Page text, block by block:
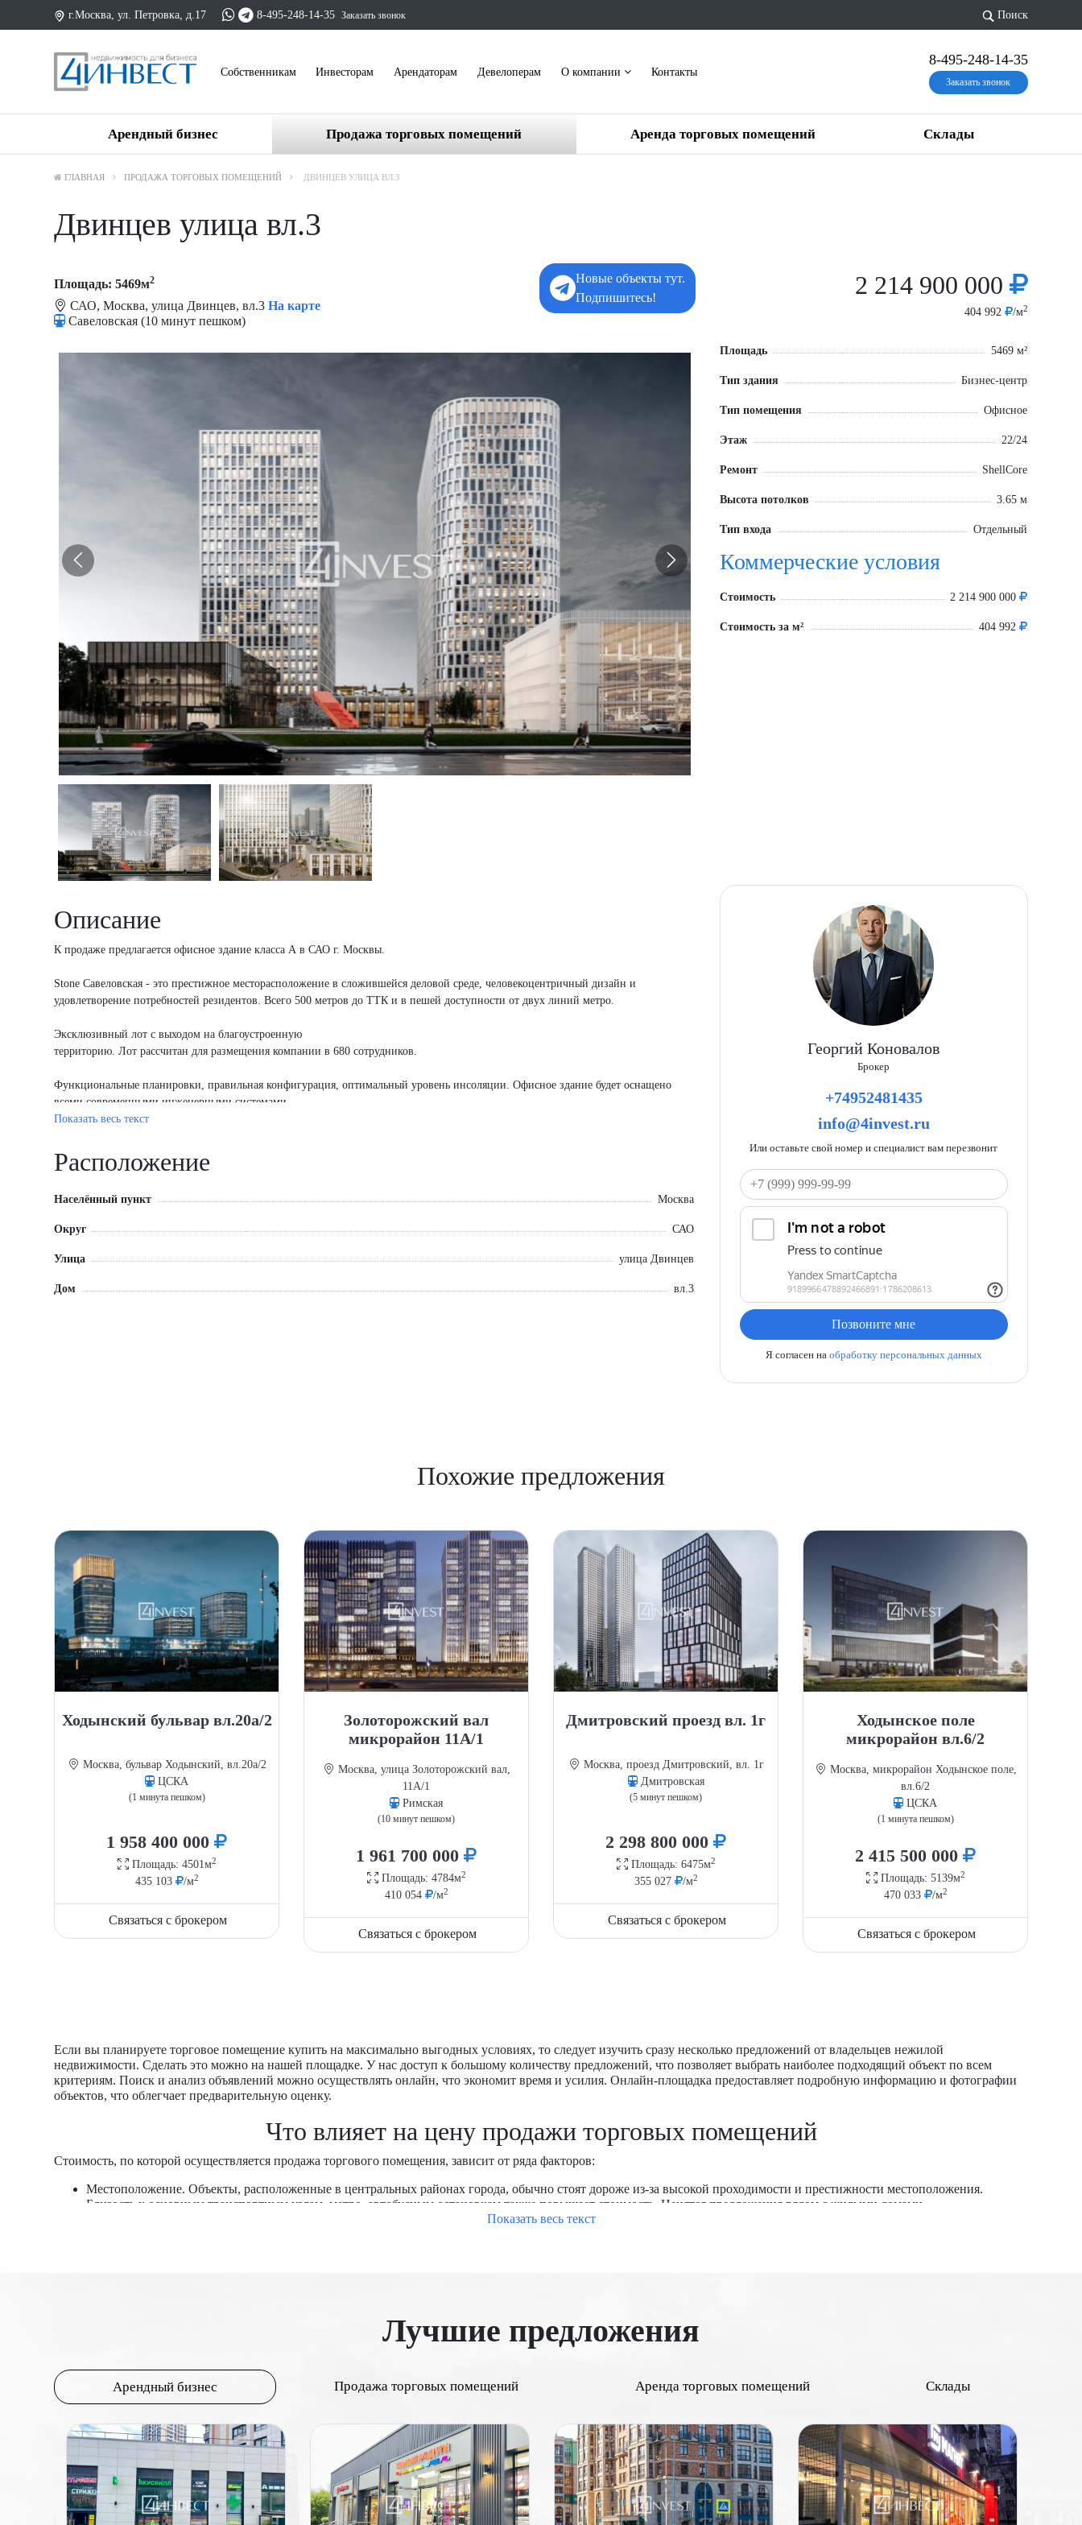
г.Москва, ул. Петровка, д.17 8-495-248-14-35 Заказать звонок Поиск
Cобственникам Инвесторам Арендаторам Девелоперам О компании Контакты
8-495-248-14-35
Заказать звонок
Арендный бизнес Продажа торговых помещений Аренда торговых помещений Склады
ГЛАВНАЯ ПРОДАЖА ТОРГОВЫХ ПОМЕЩЕНИЙ ДВИНЦЕВ УЛИЦА ВЛ.3
Двинцев улица вл.3
Площадь: 5469м2
САО, Москва, улица Двинцев, вл.3 На карте
Савеловская (10 минут пешком)
Новые объекты тут.
Подпишитесь!
2 214 900 000
404 992 /м2
Площадь 5469 м²
Тип здания Бизнес-центр
Тип помещения Офисное
Этаж 22/24
Ремонт ShellCore
Высота потолков 3.65 м
Тип входа Отдельный
Коммерческие условия
Стоимость 2 214 900 000
Стоимость за м² 404 992
Описание
К продаже предлагается офисное здание класса А в САО г. Москвы.
Stone Савеловская - это престижное месторасположение в сложившейся деловой среде, человекоцентричный дизайн и
удовлетворение потребностей резидентов. Всего 500 метров до ТТК и в пешей доступности от двух линий метро.
Эксклюзивный лот с выходом на благоустроенную
территорию. Лот рассчитан для размещения компании в 680 сотрудников.
Функциональные планировки, правильная конфигурация, оптимальный уровень инсоляции. Офисное здание будет оснащено
всеми современными инженерными системами.
Общая площадь: 5 469 кв.м. (22-24 этаж целиком)
Показать весь текст
Расположение
Населённый пункт Москва
Округ САО
Улица улица Двинцев
Дом вл.3
Георгий Коновалов
Брокер
+74952481435
info@4invest.ru
Или оставьте свой номер и специалист вам перезвонит
Позвоните мне
Я согласен на обработку персональных данных
Похожие предложения
Ходынский бульвар вл.20а/2
Москва, бульвар Ходынский, вл.20а/2
ЦСКА
(1 минута пешком)
1 958 400 000
Площадь: 4501м2
435 103 /м2
Связаться с брокером
Золоторожский вал
микрорайон 11А/1
Москва, улица Золоторожский вал,
11А/1
Римская
(10 минут пешком)
1 961 700 000
Площадь: 4784м2
410 054 /м2
Связаться с брокером
Дмитровский проезд вл. 1г
Москва, проезд Дмитровский, вл. 1г
Дмитровская
(5 минут пешком)
2 298 800 000
Площадь: 6475м2
355 027 /м2
Связаться с брокером
Ходынское поле
микрорайон вл.6/2
Москва, микрорайон Ходынское поле,
вл.6/2
ЦСКА
(1 минута пешком)
2 415 500 000
Площадь: 5139м2
470 033 /м2
Связаться с брокером
Если вы планируете торговое помещение купить на максимально выгодных условиях, то следует изучить сразу несколько предложений от владельцев нежилой
недвижимости. Сделать это можно на нашей площадке. У нас доступ к большому количеству предложений, что позволяет выбрать наиболее подходящий объект по всем
критериям. Поиск и анализ объявлений можно осуществлять онлайн, что экономит время и усилия. Онлайн-площадка предоставляет подробную информацию и фотографии
объектов, что облегчает предварительную оценку.
Что влияет на цену продажи торговых помещений
Стоимость, по которой осуществляется продажа торгового помещения, зависит от ряда факторов:
Местоположение. Объекты, расположенные в центральных районах города, обычно стоят дороже из-за высокой проходимости и престижности местоположения.
Близость к основным транспортным узлам, метро, автобусным остановкам также повышает стоимость. Ценятся предложения рядом с жилыми домами.
Коммерческая привлекательность района. Районы с развитыми коммерческими зонами, торговыми центрами и бизнес-кварталами привлекают больше покупателей и
Состояние и оснащение. Новые или недавно отремонтированные помещения с современными коммуникациями и отделкой обычно оцениваются выше. Наличие всех
необходимых коммуникаций (электричество, водоснабжение, отопление, кондиционирование) важно для потенциальных покупателей.
привлекательность объекта.
Арендный доход. Потенциальный доход от аренды является важным фактором. Чем выше доходность объекта, тем выше его рыночная стоимость.
Перспективы развития. Планы по развитию района, строительство новых транспортных линий, торговых центров и других объектов инфраструктуры могут повысить
Цена торговых помещений формируется под влиянием множества факторов, начиная от местоположения и проходимости до состояния объекта и экономических условий.
Понимание этих факторов и их взаимодействия помогает более точно оценить стоимость недвижимости и принять обоснованные решения при покупке или продаже
торговых помещений.
Самые дорогие торговые помещения в Москве
Показать весь текст
Лучшие предложения
Арендный бизнес Продажа торговых помещений Аренда торговых помещений Склады